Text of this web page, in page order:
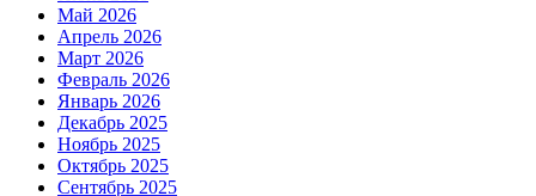
Май 2026
Апрель 2026
Март 2026
Февраль 2026
Январь 2026
Декабрь 2025
Ноябрь 2025
Октябрь 2025
Сентябрь 2025